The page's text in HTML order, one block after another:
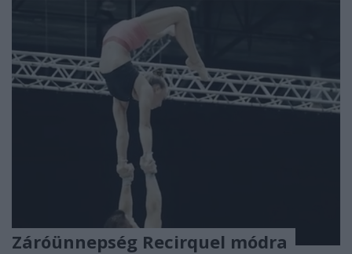
Záróünnepség Recirquel módra